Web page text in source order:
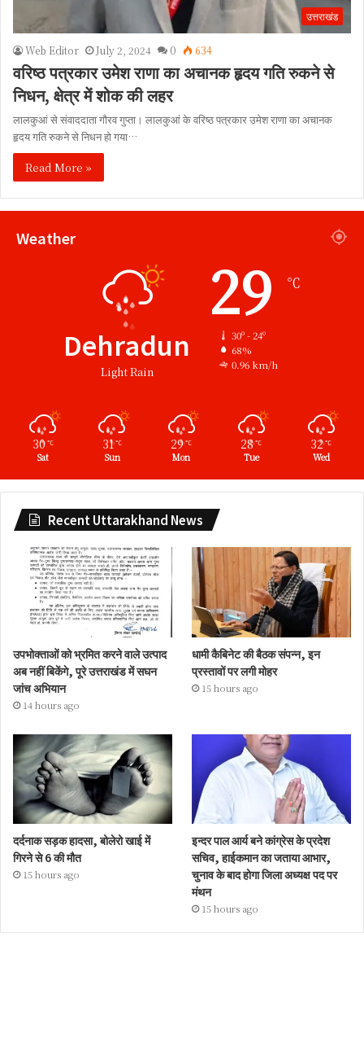
उत्तराखंड
Web Editor July 2, 2024 0 634
वरिष्ठ पत्रकार उमेश राणा का अचानक हृदय गति रुकने से
निधन, क्षेत्र में शोक की लहर
लालकुआं से संवाददाता गौरव गुप्ता। लालकुआं के वरिष्ठ पत्रकार उमेश राणा का अचानक
हृदय गति रुकने से निधन हो गया…
Read More »
Weather
Dehradun
Light Rain
29 ℃
30º - 24º
68%
0.96 km/h
30 ℃
Sat
31℃
Sun
29℃
Mon
28℃
Tue
32℃
Wed
Recent Uttarakhand News
उपभोक्ताओं को भ्रमित करने वाले उत्पाद
अब नहीं बिकेंगे, पूरे उत्तराखंड में सघन
जांच अभियान
14 hours ago
धामी कैबिनेट की बैठक संपन्न, इन
प्रस्तावों पर लगी मोहर
15 hours ago
दर्दनाक सड़क हादसा, बोलेरो खाई में
गिरने से 6 की मौत
15 hours ago
इन्दर पाल आर्य बने कांग्रेस के प्रदेश
सचिव, हाईकमान का जताया आभार,
चुनाव के बाद होगा जिला अध्यक्ष पद पर
मंथन
15 hours ago